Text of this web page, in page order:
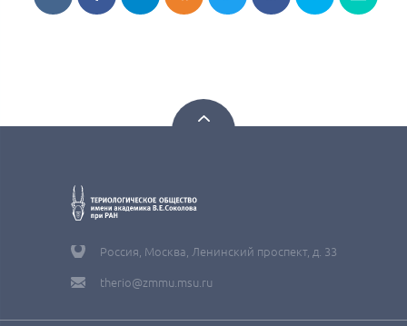
Россия, Москва, Ленинский проспект, д. 33
therio@zmmu.msu.ru